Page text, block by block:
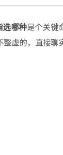
选哪种是个关键
整虚的，直接聊